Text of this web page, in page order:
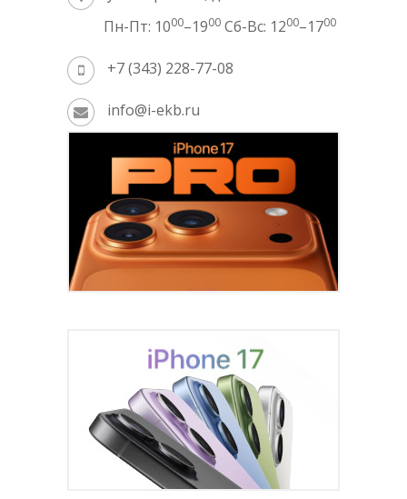
Пн-Пт: 1000–1900 Сб-Вс: 1200–1700
+7 (343) 228-77-08
info@i-ekb.ru